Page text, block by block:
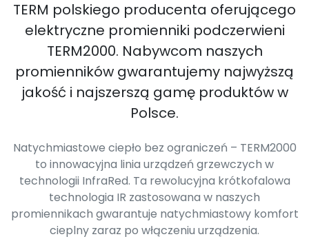
TERM polskiego producenta oferującego
elektryczne promienniki podczerwieni
TERM2000. Nabywcom naszych
promienników gwarantujemy najwyższą
jakość i najszerszą gamę produktów w
Polsce.
Natychmiastowe ciepło bez ograniczeń – TERM2000
to innowacyjna linia urządzeń grzewczych w
technologii InfraRed. Ta rewolucyjna krótkofalowa
technologia IR zastosowana w naszych
promiennikach gwarantuje natychmiastowy komfort
cieplny zaraz po włączeniu urządzenia.